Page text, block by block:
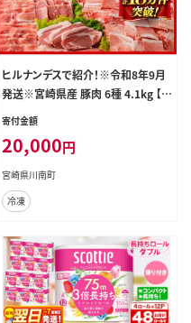
11_26_13500_h2---
ヒルナンデスで紹介！※令和8年9月
発送※宮崎県産 豚肉 6種 4.1kg 【
国産 宮崎県産 肉 豚肉 ぶた ロース
豚バラ とんかつ 焼肉 ミヤチク 】［D0
0634r809］
寄付金額
20,000円
宮崎県川南町
冷凍